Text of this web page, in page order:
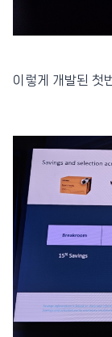
이렇게 개발된 첫